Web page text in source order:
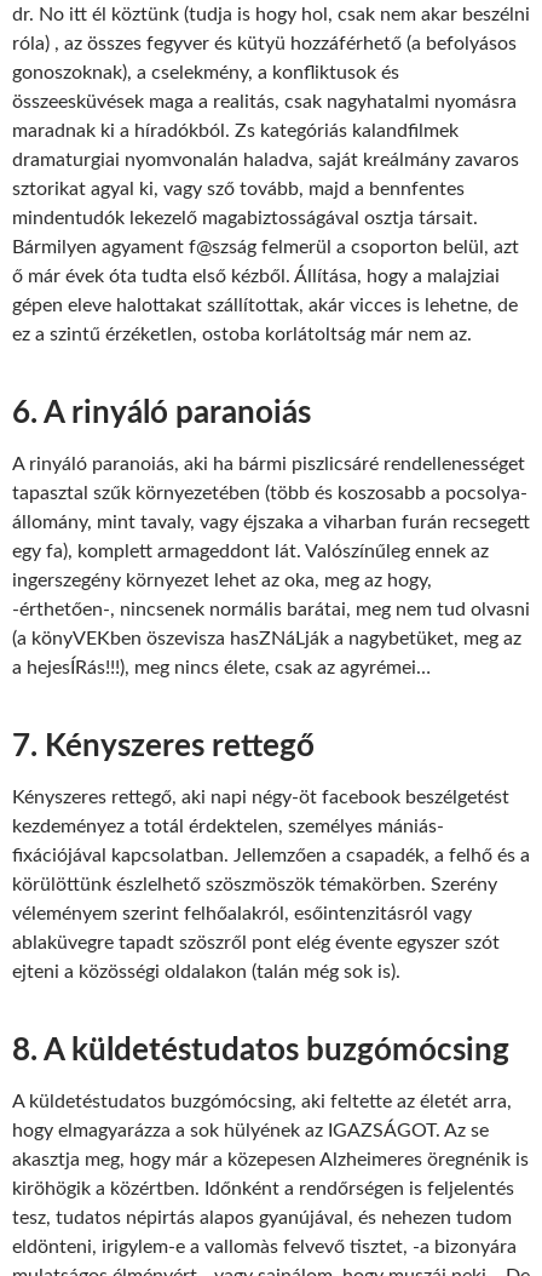
dr. No itt él köztünk (tudja is hogy hol, csak nem akar beszélni
róla) , az összes fegyver és kütyü hozzáférhető (a befolyásos
gonoszoknak), a cselekmény, a konfliktusok és
összeesküvések maga a realitás, csak nagyhatalmi nyomásra
maradnak ki a híradókból. Zs kategóriás kalandfilmek
dramaturgiai nyomvonalán haladva, saját kreálmány zavaros
sztorikat agyal ki, vagy sző tovább, majd a bennfentes
mindentudók lekezelő magabiztosságával osztja társait.
Bármilyen agyament f@szság felmerül a csoporton belül, azt
ő már évek óta tudta első kézből. Állítása, hogy a malajziai
gépen eleve halottakat szállítottak, akár vicces is lehetne, de
ez a szintű érzéketlen, ostoba korlátoltság már nem az.
6. A rinyáló paranoiás
A rinyáló paranoiás, aki ha bármi piszlicsáré rendellenességet
tapasztal szűk környezetében (több és koszosabb a pocsolya-
állomány, mint tavaly, vagy éjszaka a viharban furán recsegett
egy fa), komplett armageddont lát. Valószínűleg ennek az
ingerszegény környezet lehet az oka, meg az hogy,
-érthetően-, nincsenek normális barátai, meg nem tud olvasni
(a könyVEKben öszevisza hasZNáLják a nagybetüket, meg az
a hejesÍRás!!!), meg nincs élete, csak az agyrémei…
7. Kényszeres rettegő
Kényszeres rettegő, aki napi négy-öt facebook beszélgetést
kezdeményez a totál érdektelen, személyes mániás-
fixációjával kapcsolatban. Jellemzően a csapadék, a felhő és a
körülöttünk észlelhető szöszmöszök témakörben. Szerény
véleményem szerint felhőalakról, esőintenzitásról vagy
ablaküvegre tapadt szöszről pont elég évente egyszer szót
ejteni a közösségi oldalakon (talán még sok is).
8. A küldetéstudatos buzgómócsing
A küldetéstudatos buzgómócsing, aki feltette az életét arra,
hogy elmagyarázza a sok hülyének az IGAZSÁGOT. Az se
akasztja meg, hogy már a közepesen Alzheimeres öregnénik is
kiröhögik a közértben. Időnként a rendőrségen is feljelentés
tesz, tudatos népirtás alapos gyanújával, és nehezen tudom
eldönteni, irigylem-e a vallomàs felvevő tisztet, -a bizonyára